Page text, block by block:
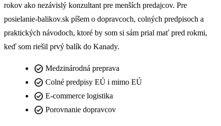
rokov ako nezávislý konzultant pre menších predajcov. Pre
posielanie-balikov.sk píšem o dopravcoch, colných predpisoch a
praktických návodoch, ktoré by som si sám prial mať pred rokmi,
keď som riešil prvý balík do Kanady.
check_circle Medzinárodná preprava
check_circle Colné predpisy EÚ i mimo EÚ
check_circle E-commerce logistika
check_circle Porovnanie dopravcov